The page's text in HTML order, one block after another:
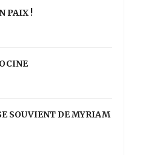
PAIX !
SOUVIENT DE MYRIAM